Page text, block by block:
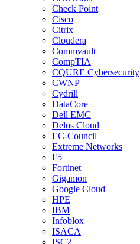
Check Point
Cisco
Citrix
Cloudera
Commvault
CompTIA
CQURE Cybersecurity
CWNP
Cydrill
DataCore
Dell EMC
Delos Cloud
EC-Council
Extreme Networks
F5
Fortinet
Gigamon
Google Cloud
HPE
IBM
Infoblox
ISACA
ISC2